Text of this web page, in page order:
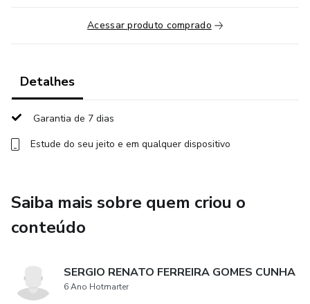
Acessar produto comprado
Detalhes
Garantia de 7 dias
Estude do seu jeito e em qualquer dispositivo
Saiba mais sobre quem criou o
conteúdo
SERGIO RENATO FERREIRA GOMES CUNHA
6 Ano Hotmarter